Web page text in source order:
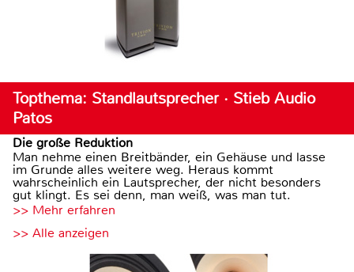
Topthema: Standlautsprecher · Stieb Audio
Patos
Die große Reduktion
Man nehme einen Breitbänder, ein Gehäuse und lasse
im Grunde alles weitere weg. Heraus kommt
wahrscheinlich ein Lautsprecher, der nicht besonders
gut klingt. Es sei denn, man weiß, was man tut.
>> Mehr erfahren
>> Alle anzeigen